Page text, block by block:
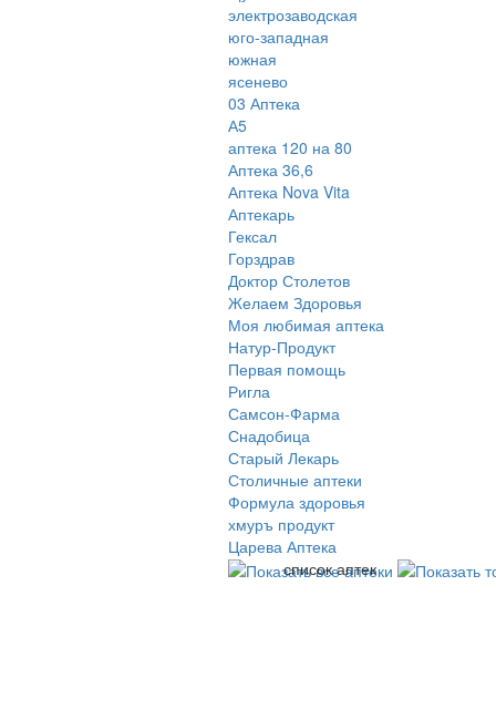
электрозаводская
юго-западная
южная
ясенево
03 Аптека
А5
аптека 120 на 80
Аптека 36,6
Аптека Nova Vita
Аптекарь
Гексал
Горздрав
Доктор Столетов
Желаем Здоровья
Моя любимая аптека
Натур-Продукт
Первая помощь
Ригла
Самсон-Фарма
Снадобица
Старый Лекарь
Столичные аптеки
Формула здоровья
хмуръ продукт
Царева Аптека
список аптек